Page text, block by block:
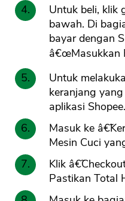
Untuk beli, klik
bawah. Di
bayar dengan
â€œMasukkan
Untuk
keranjang
aplikasi Shopee.
Masuk ke
Mesin Cuci
Klik
Pastikan Total